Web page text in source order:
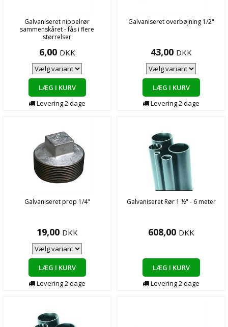
Galvaniseret nippelrør
sammenskåret - fås i flere
størrelser
6,00 DKK
LÆG I KURV
Levering2dage
Galvaniseret overbøjning 1/2"
43,00 DKK
LÆG I KURV
Levering2dage
Galvaniseret prop 1/4"
19,00 DKK
LÆG I KURV
Levering2dage
Galvaniseret Rør 1 ½" - 6 meter
608,00 DKK
LÆG I KURV
Levering2dage